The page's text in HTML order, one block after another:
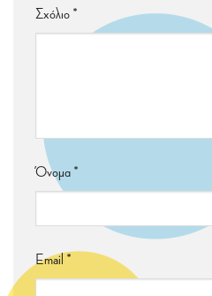
Σχόλιο *
Όνομα *
Email *